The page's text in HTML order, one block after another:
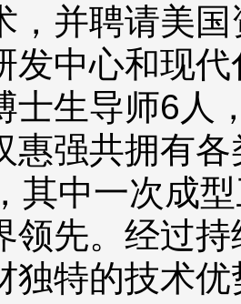
，并聘请美
发中心和现
士生导师6人
惠强共拥有
其中一次成
领先。经过
独特的技术